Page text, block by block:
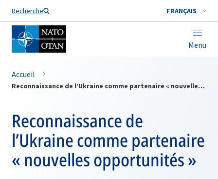
Recherche FRANÇAIS
Menu
Nom de famille*
Accueil
Reconnaissance de l’Ukraine comme partenaire « nouvelles opportunités »
Reconnaissance de
l’Ukraine comme partenaire
« nouvelles opportunités »